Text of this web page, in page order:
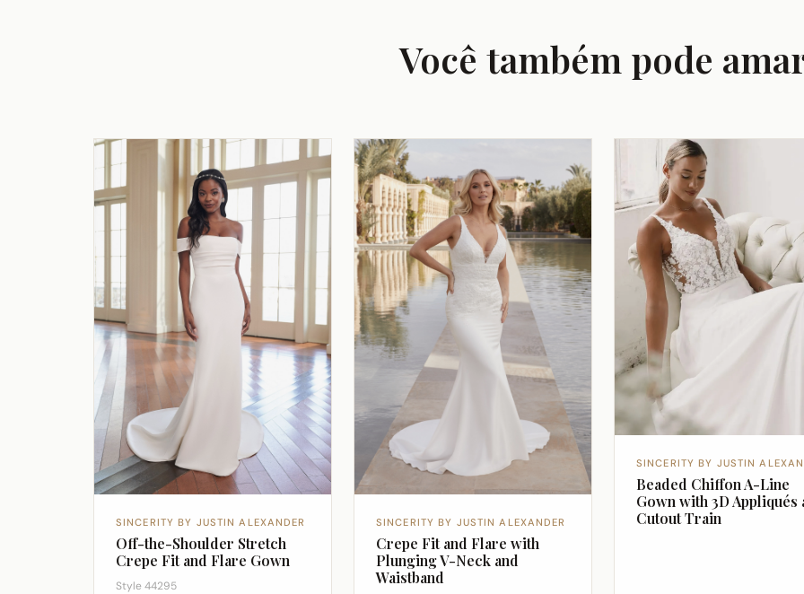
Você também pode
SINCERITY BY JUSTIN ALEXANDER
Off-the-Shoulder Stretch
Crepe Fit and Flare Gown
Style 44295
SINCERITY BY JUSTIN ALEXANDER
Crepe Fit and Flare with
Plunging V-Neck and
Waistband
SINCERITY BY JUSTIN
Beaded Chiffon A-Line
Gown with 3D Appliqués
Cutout Train